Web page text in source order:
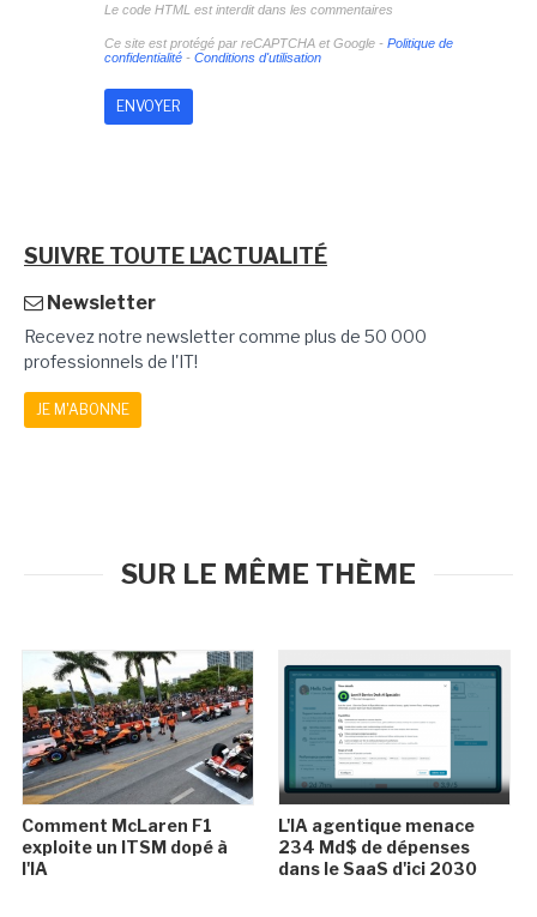
Le code HTML est interdit dans les commentaires
Ce site est protégé par reCAPTCHA et Google - Politique de
confidentialité- Conditions d'utilisation
SUIVRE TOUTE L'ACTUALITÉ
Newsletter
Recevez notre newsletter comme plus de 50 000
professionnels de l'IT!
JE M'ABONNE
SUR LE MÊME THÈME
Comment McLaren F1
exploite un ITSM dopé à
l'IA
L'IA agentique menace
234 Md$ de dépenses
dans le SaaS d'ici 2030